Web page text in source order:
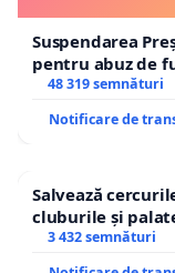
Suspendarea
pentru abuz de
48 319 semnături
Notificare de
Salvează
cluburile și
3 432 semnături